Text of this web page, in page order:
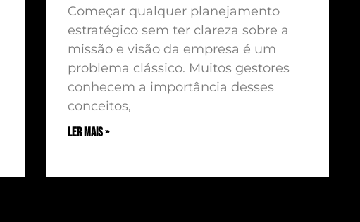
Começar qualquer planejamento
estratégico sem ter clareza sobre a
missão e visão da empresa é um
problema clássico. Muitos gestores
conhecem a importância desses
conceitos,
ler mais »